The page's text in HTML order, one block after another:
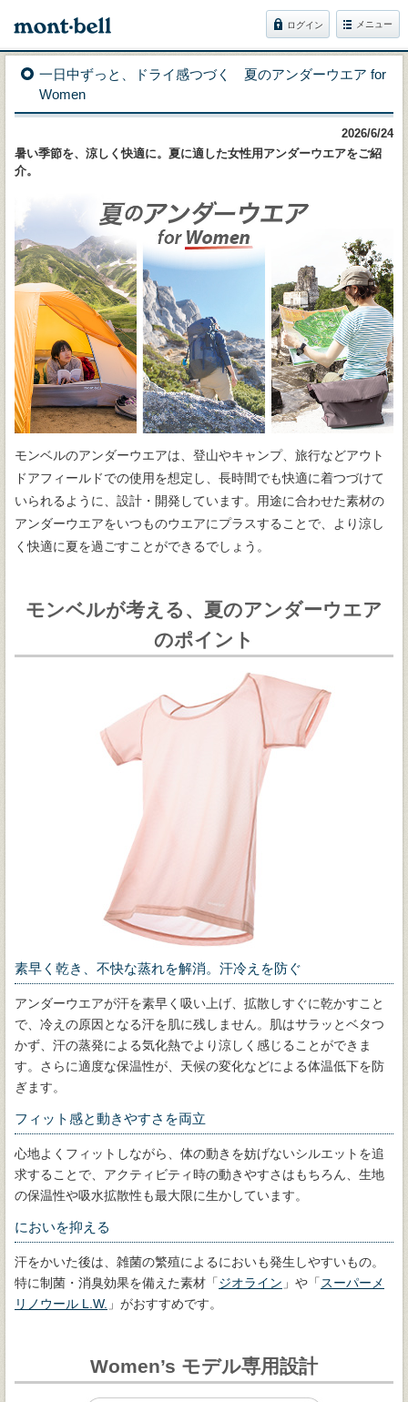
ログイン メニュー
一日中ずっと、ドライ感つづく 夏のアンダーウエア for
Women
2026/6/24
暑い季節を、涼しく快適に。夏に適した女性用アンダーウエアをご紹
介。
モンベルのアンダーウエアは、登山やキャンプ、旅行などアウト
ドアフィールドでの使用を想定し、長時間でも快適に着つづけて
いられるように、設計・開発しています。用途に合わせた素材の
アンダーウエアをいつものウエアにプラスすることで、より涼し
く快適に夏を過ごすことができるでしょう。
モンベルが考える、夏のアンダーウエア
のポイント
素早く乾き、不快な蒸れを解消。汗冷えを防ぐ
アンダーウエアが汗を素早く吸い上げ、拡散しすぐに乾かすこと
で、冷えの原因となる汗を肌に残しません。肌はサラッとベタつ
かず、汗の蒸発による気化熱でより涼しく感じることができま
す。さらに適度な保温性が、天候の変化などによる体温低下を防
ぎます。
フィット感と動きやすさを両立
心地よくフィットしながら、体の動きを妨げないシルエットを追
求することで、アクティビティ時の動きやすさはもちろん、生地
の保温性や吸水拡散性も最大限に生かしています。
においを抑える
汗をかいた後は、雑菌の繁殖によるにおいも発生しやすいもの。
特に制菌・消臭効果を備えた素材「ジオライン 」や「 スーパーメ
リノウール L.W. 」がおすすめです。
Women’s モデル専用設計